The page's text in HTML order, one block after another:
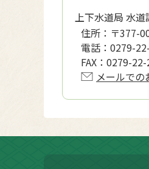
上下水道局 水道
住所： 〒377-
電話： 0279-
FAX： 0279-22-
メールでの